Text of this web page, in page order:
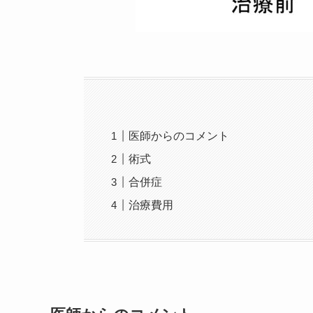
医師からのコメント
術式
合併症
治療費用